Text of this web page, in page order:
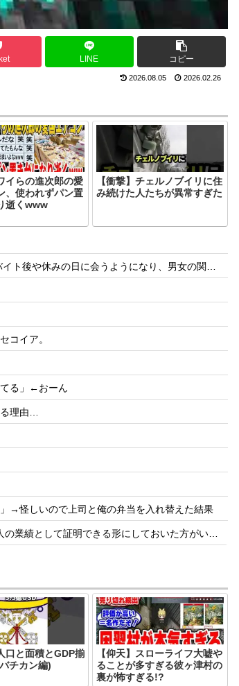
LINE コピー
2026.08.05 2026.02.26
イらの進次郎の愛
、使われずパン置
逝くwww
【衝撃】チェルノブイリに住
み続けた人たちが異常すぎた
の関係になるまで時間はいらなかった... だが彼はただのバカだったｗ
コイア。
る」←おーん
理由…
→怪しいので上司と俺の弁当を入れ替えた結果
ておいた方がいい」← どうやって証明しておけばいいんだろうな
口と面積とGDP揃
チカン編)
【仰天】スローライフ大嘘や
ることが多すぎる彼ヶ津村の
裏が怖すぎる!?